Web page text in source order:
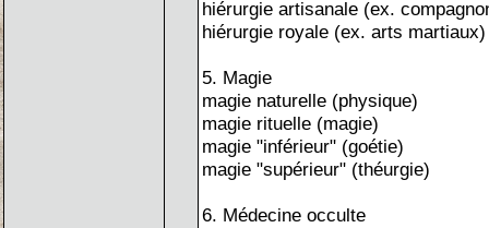
hiérurgie artisanale (ex.
hiérurgie royale (ex. arts martiaux)
5. Magie
magie naturelle (physique)
magie rituelle (magie)
magie "inférieur" (goétie)
magie "supérieur" (théurgie)
6. Médecine occulte